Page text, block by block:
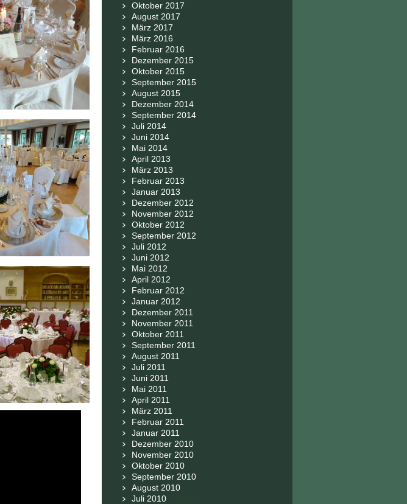
Oktober 2017
August 2017
März 2017
März 2016
Februar 2016
Dezember 2015
Oktober 2015
September 2015
August 2015
Dezember 2014
September 2014
Juli 2014
Juni 2014
Mai 2014
April 2013
März 2013
Februar 2013
Januar 2013
Dezember 2012
November 2012
Oktober 2012
September 2012
Juli 2012
Juni 2012
Mai 2012
April 2012
Februar 2012
Januar 2012
Dezember 2011
November 2011
Oktober 2011
September 2011
August 2011
Juli 2011
Juni 2011
Mai 2011
April 2011
März 2011
Februar 2011
Januar 2011
Dezember 2010
November 2010
Oktober 2010
September 2010
August 2010
Juli 2010